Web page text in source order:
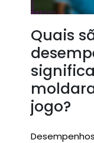
Quais
jogo?